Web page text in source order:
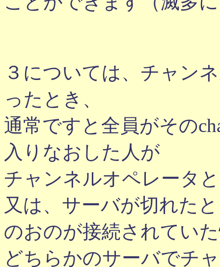
３については、チャン
ったとき、
通常ですと全員がその
入りなおした人が
チャンネルオペレータ
又は、サーバが切れた
のおのが接続されてい
どちらかのサーバでチ